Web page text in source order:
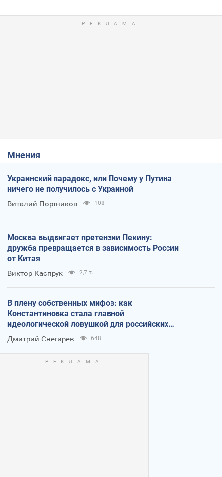
Мнения
Украинский парадокс, или Почему у Путина
ничего не получилось с Украиной
Виталий Портников 108
Москва выдвигает претензии Пекину:
дружба превращается в зависимость России
от Китая
Виктор Каспрук 2,7 т.
В плену собственных мифов: как
Константиновка стала главной
идеологической ловушкой для российских
оккупантов
Дмитрий Снегирев 648